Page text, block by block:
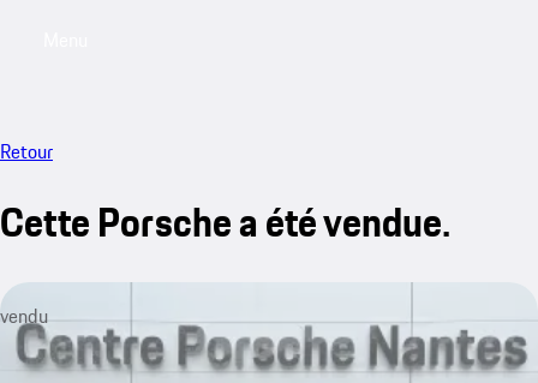
Retour
Cette Porsche a été vendue.
vendu